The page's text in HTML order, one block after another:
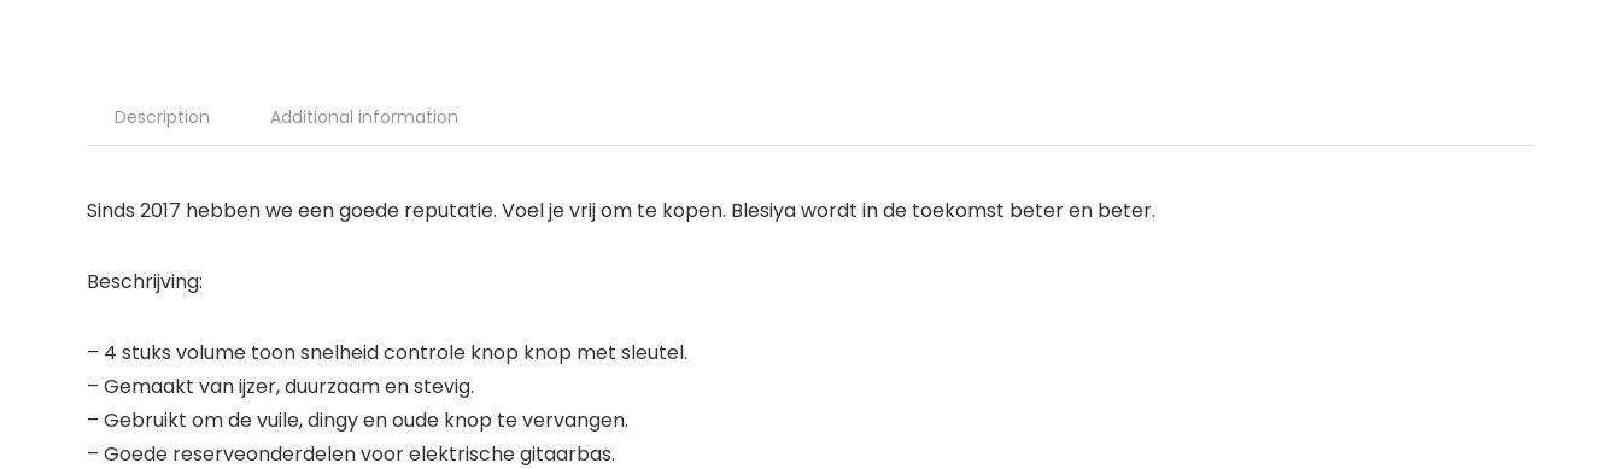
Description Additional information
Sinds 2017 hebben we een goede reputatie. Voel je vrij om te kopen. Blesiya wordt in de toekomst beter en beter.
Beschrijving:
– 4 stuks volume toon snelheid controle knop knop met sleutel.
– Gemaakt van ijzer, duurzaam en stevig.
– Gebruikt om de vuile, dingy en oude knop te vervangen.
– Goede reserveonderdelen voor elektrische gitaarbas.